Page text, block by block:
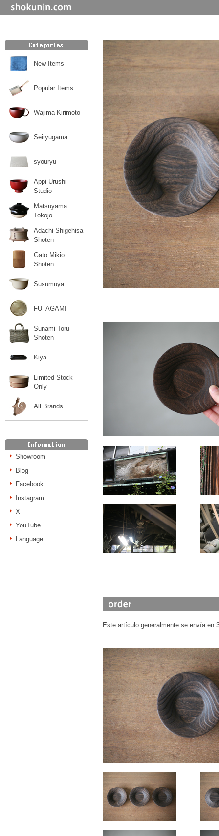
New Items
Popular Items
Wajima Kirimoto
Seiryugama
syouryu
Appi Urushi
Studio
Matsuyama
Tokojo
Adachi Shigehisa
Shoten
Gato Mikio
Shoten
Susumuya
FUTAGAMI
Sunami Toru
Shoten
Kiya
Limited Stock
Only
All Brands
Showroom
Blog
Facebook
Instagram
X
YouTube
Language
Este artículo generalmente se envía en